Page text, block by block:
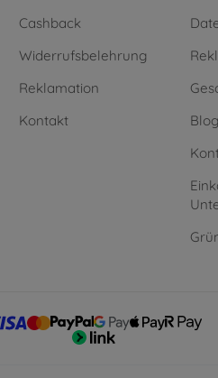
Cashback
Widerrufsbelehrung
Reklamation
Kontakt
Blog